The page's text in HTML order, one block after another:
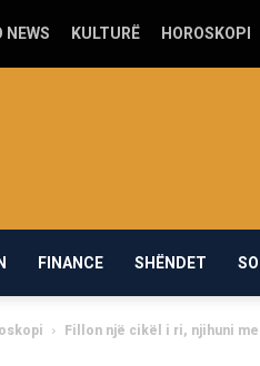
NEWS KULTURË HOROSKOPI
FINANCE SHËNDET
Fillon një cikël i ri, njihuni